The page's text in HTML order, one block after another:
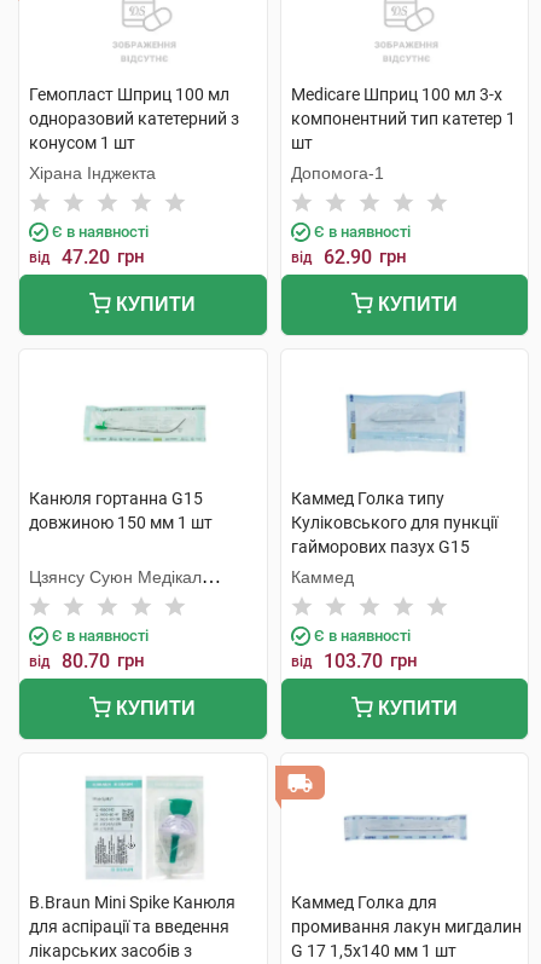
Гемопласт Шприц 100 мл
одноразовий катетерний з
конусом 1 шт
Хірана Інджекта
Є в наявності
від 47.20 грн
КУПИТИ
Medicare Шприц 100 мл 3-х
компонентний тип катетер 1
шт
Допомога-1
Є в наявності
від 62.90 грн
КУПИТИ
Канюля гортанна G15
довжиною 150 мм 1 шт
Цзянсу Суюн Медікал
Метіріалс
Є в наявності
від 80.70 грн
КУПИТИ
Каммед Голка типу
Куліковського для пункції
гайморових пазух G15
2,0x85 мм 1 шт
Каммед
Є в наявності
від 103.70 грн
КУПИТИ
B.Braun Mini Spike Канюля
для аспірації та введення
лікарських засобів з
Каммед Голка для
промивання лакун мигдалин
G 17 1,5x140 мм 1 шт